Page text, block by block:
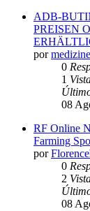
ADB-
PREISEN
por
0
1
08
RF Online
Farming
por
0
2
08